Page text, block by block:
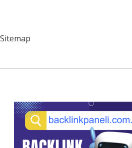
Sitemap
Sidebar